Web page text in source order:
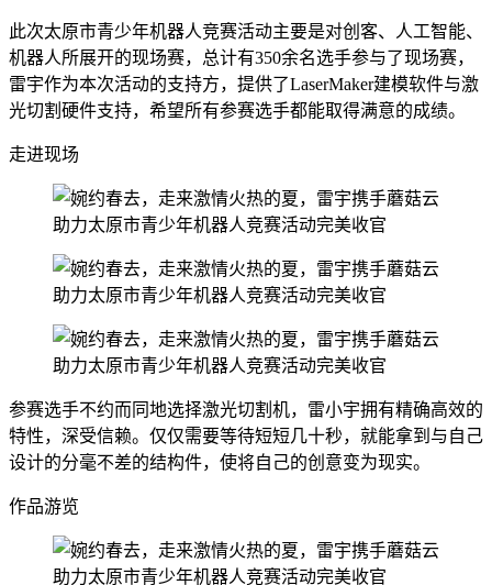
此次太原市青少年机器人竞赛活动主要是对创客、人工智能、
机器人所展开的现场赛，总计有350余名选手参与了现场赛，
雷宇作为本次活动的支持方，提供了LaserMaker建模软件与激
光切割硬件支持，希望所有参赛选手都能取得满意的成绩。
走进现场
参赛选手不约而同地选择激光切割机，雷小宇拥有精确高效的
特性，深受信赖。仅仅需要等待短短几十秒，就能拿到与自己
设计的分毫不差的结构件，使将自己的创意变为现实。
作品游览